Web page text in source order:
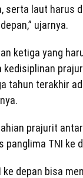
serta laut harus
ujarnya.
ketiga yang
kedisiplinan
tahun terakhir
prajurit
TNI ke
ke depan bisa